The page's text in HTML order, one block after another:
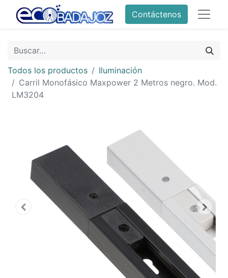
Contáctenos
Todos los productos
Iluminación
Carril Monofásico Maxpower 2 Metros negro. Mod.
LM3204